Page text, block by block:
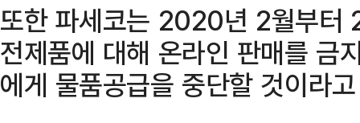
또한 파세코는 2020년 2월부터
전제품에 대해 온라인 판매를 금
에게 물품공급을 중단할 것이라